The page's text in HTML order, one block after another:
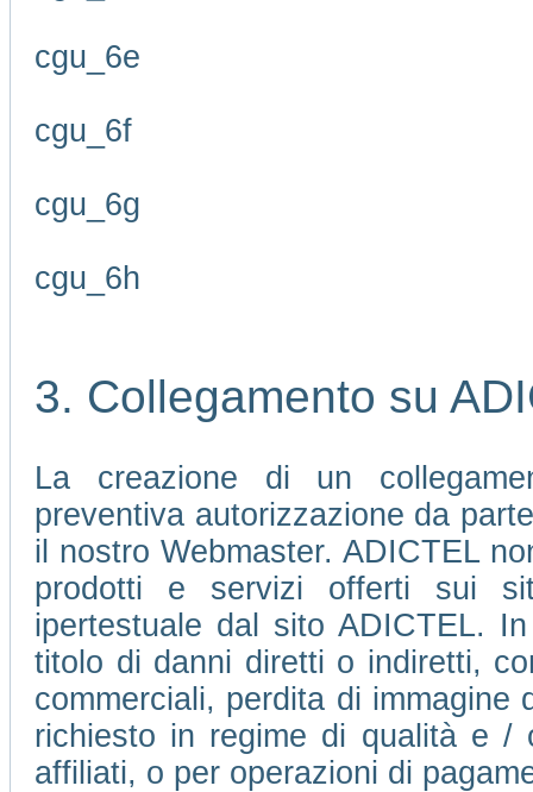
cgu_6e
cgu_6f
cgu_6g
cgu_6h
3. Collegamento su
La creazione di un
preventiva autorizzazione da
il nostro Webmaster. ADICTEL
prodotti e servizi offerti sui
ipertestuale dal sito ADICTEL.
titolo di danni diretti o indiretti,
commerciali, perdita di
richiesto in regime di qualità e /
affiliati, o per operazioni di